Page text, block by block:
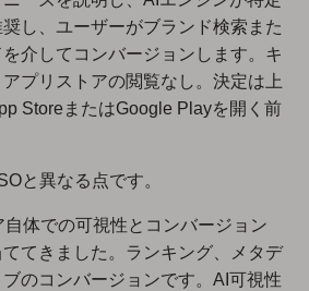
し、ユーザーがブランド検索また
介してコンバージョンします。キ
プリストアの閲覧なし。決定は上
StoreまたはGoogle Playを開く前
と異なる点です。
体での可視性とコンバージョン
てきました。ランキング、メタデ
のコンバージョンです。AI可視性